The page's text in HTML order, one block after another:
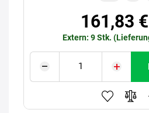
161,83 €
Extern: 9 Stk.